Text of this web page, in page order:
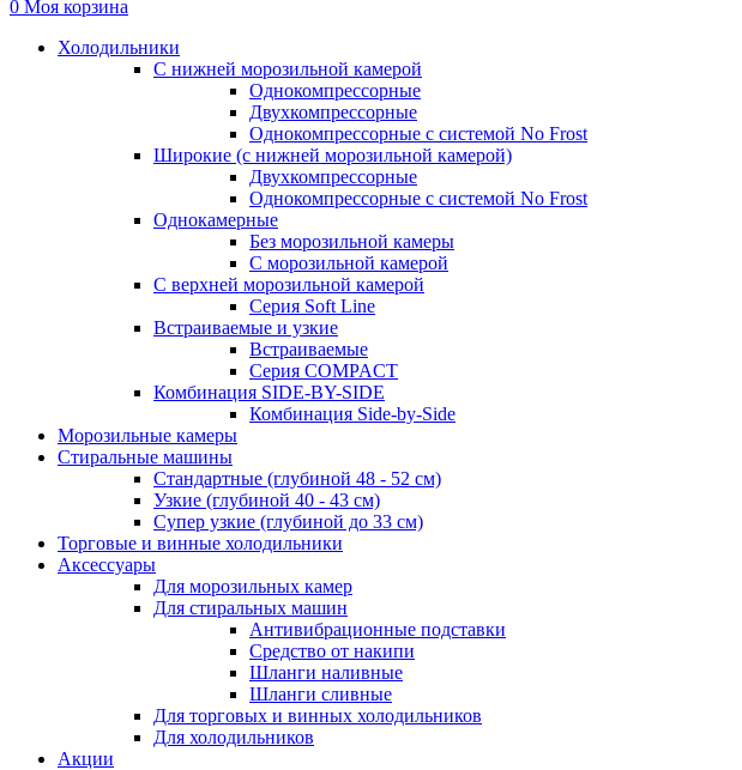
0 Моя корзина
Холодильники
С нижней морозильной камерой
Однокомпрессорные
Двухкомпрессорные
Однокомпрессорные с системой No Frost
Широкие (с нижней морозильной камерой)
Двухкомпрессорные
Однокомпрессорные с системой No Frost
Однокамерные
Без морозильной камеры
С морозильной камерой
С верхней морозильной камерой
Серия Soft Line
Встраиваемые и узкие
Встраиваемые
Серия СOMPACT
Комбинация SIDE-BY-SIDE
Комбинация Side-by-Side
Морозильные камеры
Стиральные машины
Стандартные (глубиной 48 - 52 см)
Узкие (глубиной 40 - 43 см)
Супер узкие (глубиной до 33 см)
Торговые и винные холодильники
Аксессуары
Для морозильных камер
Для стиральных машин
Антивибрационные подставки
Средство от накипи
Шланги наливные
Шланги сливные
Для торговых и винных холодильников
Для холодильников
Акции